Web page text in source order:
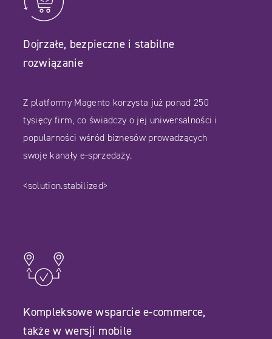
Dojrzałe, bezpieczne i stabilne
rozwiązanie
Z platformy Magento korzysta już ponad 250
tysięcy firm, co świadczy o jej uniwersalności i
popularności wśród biznesów prowadzących
swoje kanały e-sprzedaży.
<solution.stabilized>
Kompleksowe wsparcie e-commerce,
także w wersji mobile